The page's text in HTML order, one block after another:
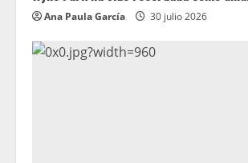
Ana Paula García 30 julio 2026